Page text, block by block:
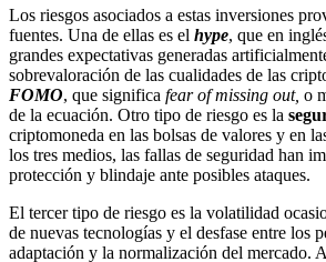
Los riesgos asociados a estas inversiones
fuentes. Una de ellas es el hype, que en
grandes expectativas generadas
sobrevaloración de las cualidades de las
FOMO, que significa fear of missing out, o
de la ecuación. Otro tipo de riesgo es la
criptomoneda en las bolsas de valores y en
los tres medios, las fallas de seguridad han
protección y blindaje ante posibles ataques.
El tercer tipo de riesgo es la volatilidad
de nuevas tecnologías y el desfase entre los
adaptación y la normalización del mercado.